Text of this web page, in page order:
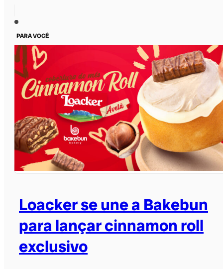
PARA VOCÊ
Loacker se une a Bakebun
para lançar cinnamon roll
exclusivo